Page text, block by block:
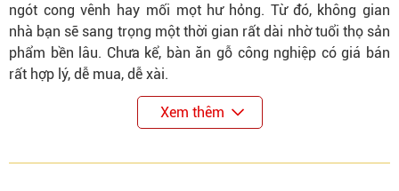
ngót cong vênh hay mối mọt hư hỏng. Từ đó, không gian
nhà bạn sẽ sang trọng một thời gian rất dài nhờ tuổi thọ sản
phẩm bền lâu. Chưa kể, bàn ăn gỗ công nghiệp có giá bán
rất hợp lý, dễ mua, dễ xài.
Xem thêm